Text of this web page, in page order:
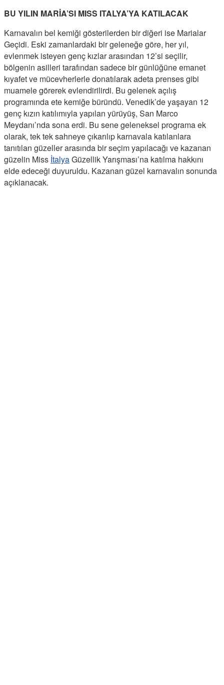
BU YILIN MARİA’SI MISS ITALYA’YA KATILACAK
Karnavalın bel kemiği gösterilerden bir diğeri ise Marialar
Geçidi. Eski zamanlardaki bir geleneğe göre, her yıl,
evlenmek isteyen genç kızlar arasından 12’si seçilir,
bölgenin asilleri tarafından sadece bir günlüğüne emanet
kıyafet ve mücevherlerle donatılarak adeta prenses gibi
muamele görerek evlendirilirdi. Bu gelenek açılış
programında ete kemiğe büründü. Venedik’de yaşayan 12
genç kızın katılımıyla yapılan yürüyüş, San Marco
Meydanı’nda sona erdi. Bu sene geleneksel programa ek
olarak, tek tek sahneye çıkarılıp karnavala katılanlara
tanıtılan güzeller arasında bir seçim yapılacağı ve kazanan
güzelin Miss İtalyaGüzellik Yarışması’na katılma hakkını
elde edeceği duyuruldu. Kazanan güzel karnavalın sonunda
açıklanacak.